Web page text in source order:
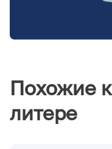
Похожие
литере